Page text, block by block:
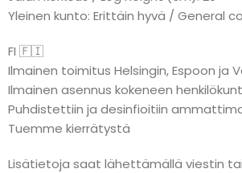
Yleinen kunto: Erittäin hyvä / General
FI 🇫🇮
Ilmainen toimitus Helsingin, Espoon ja
Ilmainen asennus kokeneen
Puhdistettiin ja desinfioitiin
Tuemme kierrätystä
Lisätietoja saat lähettämällä viestin